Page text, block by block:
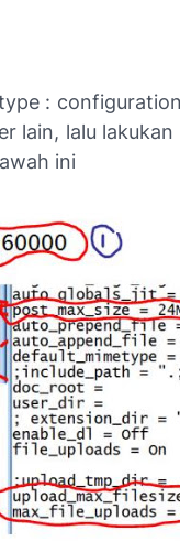
:
lain, lalu
ini